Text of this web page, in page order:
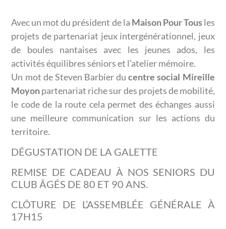
Avec un mot du président de la Maison Pour Tousles
projets de partenariat jeux intergénérationnel, jeux
de boules nantaises avec les jeunes ados, les
activités équilibres séniors et l’atelier mémoire.
Un mot de Steven Barbier du centre social Mireille
Moyonpartenariat riche sur des projets de mobilité,
le code de la route cela permet des échanges aussi
une meilleure communication sur les actions du
territoire.
DÉGUSTATION DE LA GALETTE
REMISE DE CADEAU À NOS SENIORS DU
CLUB ÂGÉS DE 80 ET 90 ANS.
CLÔTURE DE L’ASSEMBLÉE GÉNÉRALE À
17H15